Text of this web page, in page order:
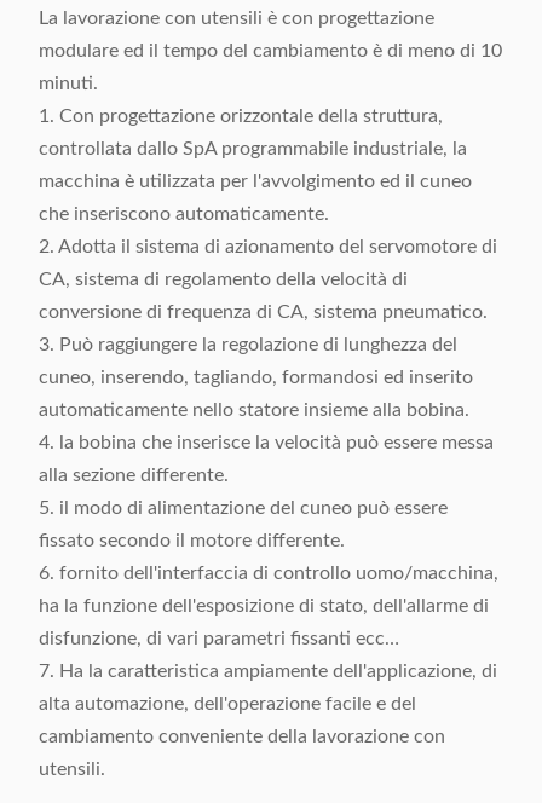
La lavorazione con utensili è con progettazione
modulare ed il tempo del cambiamento è di meno di 10
minuti.
1. Con progettazione orizzontale della struttura,
controllata dallo SpA programmabile industriale, la
macchina è utilizzata per l'avvolgimento ed il cuneo
che inseriscono automaticamente.
2. Adotta il sistema di azionamento del servomotore di
CA, sistema di regolamento della velocità di
conversione di frequenza di CA, sistema pneumatico.
3. Può raggiungere la regolazione di lunghezza del
cuneo, inserendo, tagliando, formandosi ed inserito
automaticamente nello statore insieme alla bobina.
4. la bobina che inserisce la velocità può essere messa
alla sezione differente.
5. il modo di alimentazione del cuneo può essere
fissato secondo il motore differente.
6. fornito dell'interfaccia di controllo uomo/macchina,
ha la funzione dell'esposizione di stato, dell'allarme di
disfunzione, di vari parametri fissanti ecc…
7. Ha la caratteristica ampiamente dell'applicazione, di
alta automazione, dell'operazione facile e del
cambiamento conveniente della lavorazione con
utensili.